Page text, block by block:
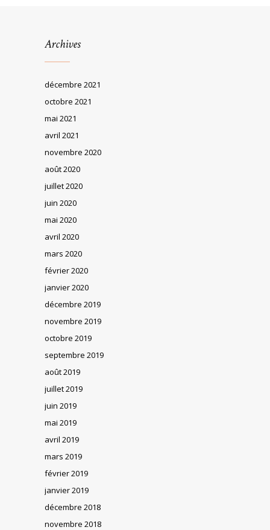
Archives
décembre 2021
octobre 2021
mai 2021
avril 2021
novembre 2020
août 2020
juillet 2020
juin 2020
mai 2020
avril 2020
mars 2020
février 2020
janvier 2020
décembre 2019
novembre 2019
octobre 2019
septembre 2019
août 2019
juillet 2019
juin 2019
mai 2019
avril 2019
mars 2019
février 2019
janvier 2019
décembre 2018
novembre 2018